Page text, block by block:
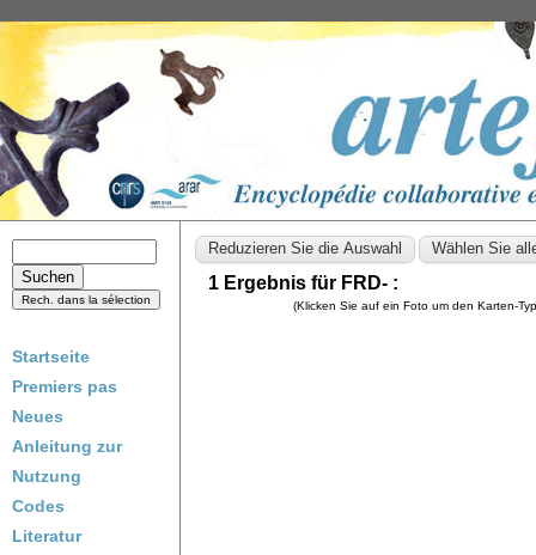
Startseite
Premiers pas
Neues
Anleitung zur
Nutzung
Codes
Literatur
1 Ergebnis für FRD- :
(Klicken Sie auf ein Foto um den Karten-